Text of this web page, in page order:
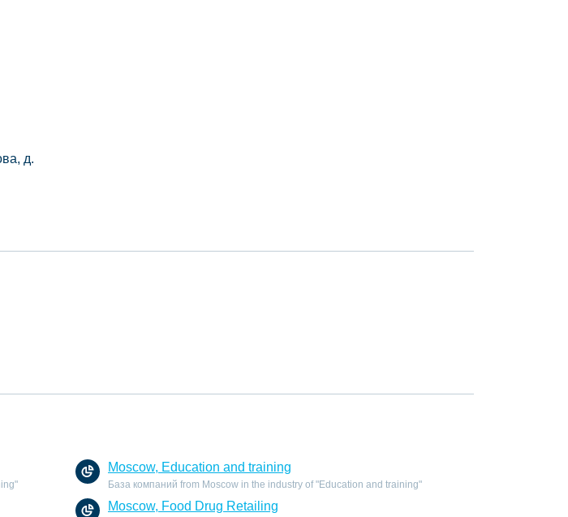
д.
Moscow, Education and training
База компаний from Moscow in the industry of "Education and training"
Moscow, Food Drug Retailing